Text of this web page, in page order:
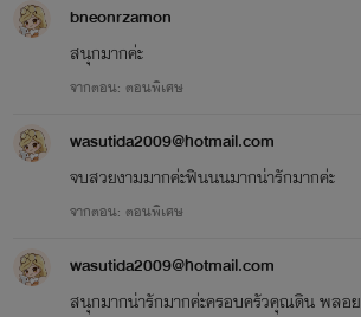
bneonrzamon
สนุกมากค่ะ
จากตอน: ตอนพิเศษ
wasutida2009@hotmail.com
จบสวยงามมากค่ะฟินนนมากน่ารักมากค่ะ
จากตอน: ตอนพิเศษ
wasutida2009@hotmail.com
สนุกมากน่ารักมากค่ะครอบครัวคุณดิน พลอย